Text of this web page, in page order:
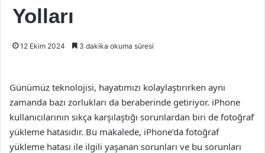
Yolları
12 Ekim 2024 3 dakika okuma süresi
Günümüz teknolojisi, hayatımızı kolaylaştırırken aynı
zamanda bazı zorlukları da beraberinde getiriyor. iPhone
kullanıcılarının sıkça karşılaştığı sorunlardan biri de fotoğraf
yükleme hatasıdır. Bu makalede, iPhone’da fotoğraf
yükleme hatası ile ilgili yaşanan sorunları ve bu sorunları